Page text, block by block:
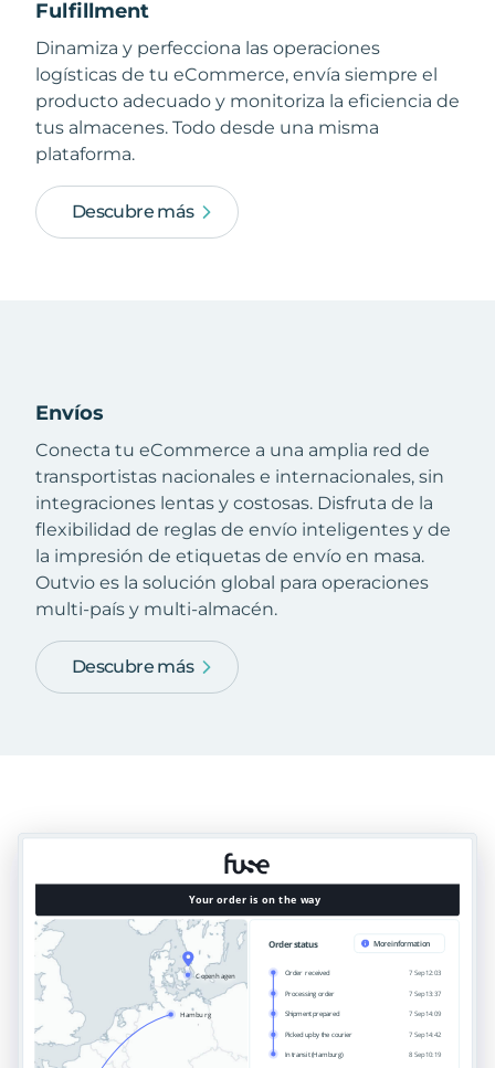
Fulfillment
Dinamiza y perfecciona las operaciones
logísticas de tu eCommerce, envía siempre el
producto adecuado y monitoriza la eficiencia de
tus almacenes. Todo desde una misma
plataforma.
Descubre más
Envíos
Conecta tu eCommerce a una amplia red de
transportistas nacionales e internacionales, sin
integraciones lentas y costosas. Disfruta de la
flexibilidad de reglas de envío inteligentes y de
la impresión de etiquetas de envío en masa.
Outvio es la solución global para operaciones
multi-país y multi-almacén.
Descubre más